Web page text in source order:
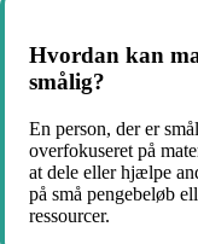
Hvordan kan
smålig?
En person, der er
overfokuseret på
at dele eller hjælpe
på små pengebeløb
ressourcer.